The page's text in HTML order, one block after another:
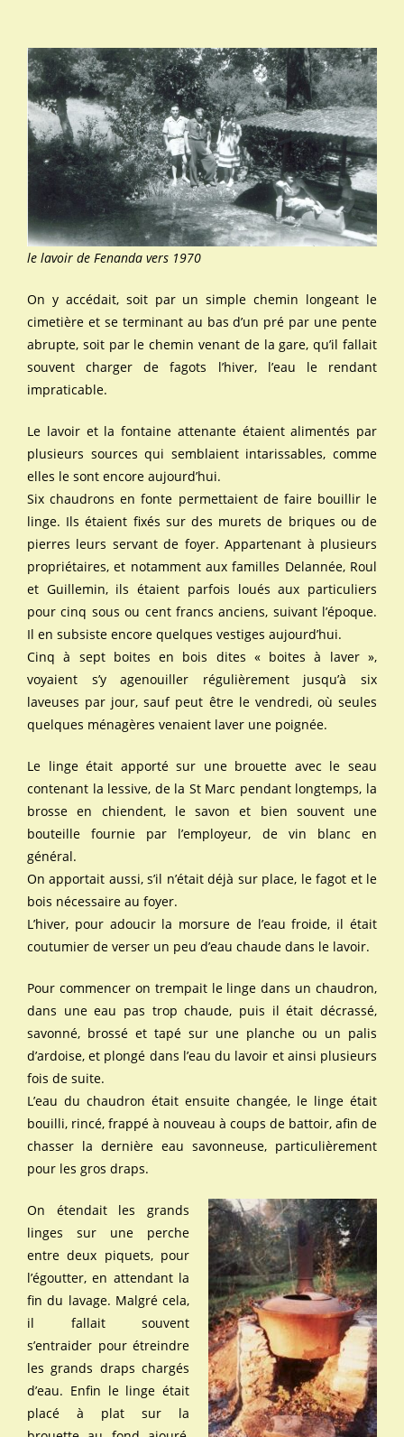
le lavoir de Fenanda vers 1970
On y accédait, soit par un simple chemin longeant le
cimetière et se terminant au bas d’un pré par une pente
abrupte, soit par le chemin venant de la gare, qu’il fallait
souvent charger de fagots l’hiver, l’eau le rendant
impraticable.
Le lavoir et la fontaine attenante étaient alimentés par
plusieurs sources qui semblaient intarissables, comme
elles le sont encore aujourd’hui.
Six chaudrons en fonte permettaient de faire bouillir le
linge. Ils étaient fixés sur des murets de briques ou de
pierres leurs servant de foyer. Appartenant à plusieurs
propriétaires, et notamment aux familles Delannée, Roul
et Guillemin, ils étaient parfois loués aux particuliers
pour cinq sous ou cent francs anciens, suivant l’époque.
Il en subsiste encore quelques vestiges aujourd’hui.
Cinq à sept boites en bois dites « boites à laver »,
voyaient s’y agenouiller régulièrement jusqu’à six
laveuses par jour, sauf peut être le vendredi, où seules
quelques ménagères venaient laver une poignée.
Le linge était apporté sur une brouette avec le seau
contenant la lessive, de la St Marc pendant longtemps, la
brosse en chiendent, le savon et bien souvent une
bouteille fournie par l’employeur, de vin blanc en
général.
On apportait aussi, s’il n’était déjà sur place, le fagot et le
bois nécessaire au foyer.
L’hiver, pour adoucir la morsure de l’eau froide, il était
coutumier de verser un peu d’eau chaude dans le lavoir.
Pour commencer on trempait le linge dans un chaudron,
dans une eau pas trop chaude, puis il était décrassé,
savonné, brossé et tapé sur une planche ou un palis
d’ardoise, et plongé dans l’eau du lavoir et ainsi plusieurs
fois de suite.
L’eau du chaudron était ensuite changée, le linge était
bouilli, rincé, frappé à nouveau à coups de battoir, afin de
chasser la dernière eau savonneuse, particulièrement
pour les gros draps.
On étendait les grands
linges sur une perche
entre deux piquets, pour
l’égoutter, en attendant la
fin du lavage. Malgré cela,
il fallait souvent
s’entraider pour étreindre
les grands draps chargés
d’eau. Enfin le linge était
placé à plat sur la